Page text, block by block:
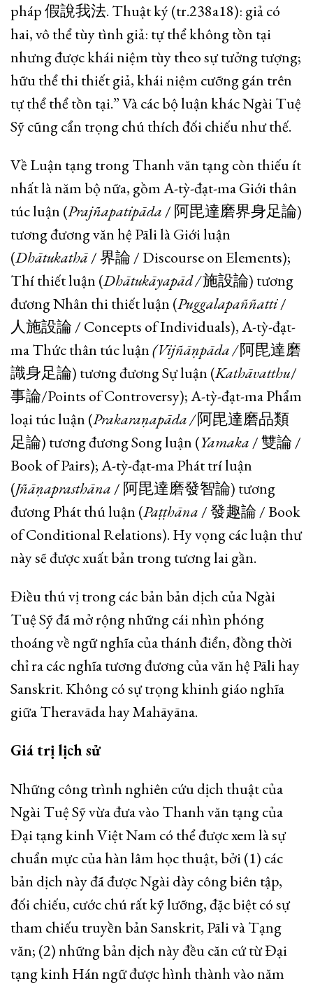
pháp 假說我法. Thuật ký (tr.238a18): giả có
hai, vô thể tùy tình giả: tự thể không tồn tại
nhưng được khái niệm tùy theo sự tưởng tượng;
hữu thể thi thiết giả, khái niệm cưỡng gán trên
tự thể thể tồn tại.” Và các bộ luận khác Ngài Tuệ
Sỹ cũng cẩn trọng chú thích đối chiếu như thế.
Về Luận tạng trong Thanh văn tạng còn thiếu ít
nhất là năm bộ nữa, gồm A-tỳ-đạt-ma Giới thân
túc luận (Prajñapatipāda / 阿毘達磨界身足論)
tương đương văn hệ Pāli là Giới luận
(Dhātukathā/ 界論 / Discourse on Elements);
Thí thiết luận (Dhātukāyapād/施設論) tương
đương Nhân thi thiết luận (Puggalapaññatti/
人施設論 / Concepts of Individuals), A-tỳ-đạt-
ma Thức thân túc luận(Vijñāṇpāda/阿毘達磨
識身足論) tương đương Sự luận (Kathāvatthu/
事論/Points of Controversy); A-tỳ-đạt-ma Phẩm
loại túc luận (Prakaraṇapāda/阿毘達磨品類
足論) tương đương Song luận (Yamaka / 雙論 /
Book of Pairs); A-tỳ-đạt-ma Phát trí luận
(Jñāṇaprasthāna / 阿毘達磨發智論) tương
đương Phát thú luận (Paṭṭhāna / 發趣論 / Book
of Conditional Relations). Hy vọng các luận thư
này sẽ được xuất bản trong tương lai gần.
Điều thú vị trong các bản bản dịch của Ngài
Tuệ Sỹ đã mở rộng những cái nhìn phóng
thoáng về ngữ nghĩa của thánh điển, đồng thời
chỉ ra các nghĩa tương đương của văn hệ Pāli hay
Sanskrit. Không có sự trọng khinh giáo nghĩa
giữa Theravāda hay Mahāyāna.
Giá trị lịch sử
Những công trình nghiên cứu dịch thuật của
Ngài Tuệ Sỹ vừa đưa vào Thanh văn tạng của
Đại tạng kinh Việt Nam có thể được xem là sự
chuẩn mực của hàn lâm học thuật, bởi (1) các
bản dịch này đã được Ngài dày công biên tập,
đối chiếu, cước chú rất kỹ lưỡng, đặc biệt có sự
tham chiếu truyền bản Sanskrit, Pāli và Tạng
văn; (2) những bản dịch này đều căn cứ từ Đại
tạng kinh Hán ngữ được hình thành vào năm